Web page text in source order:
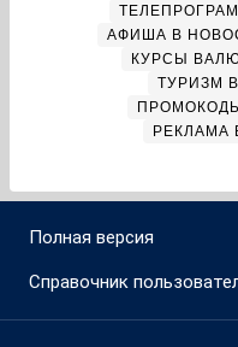
АФИША В
КУРСЫ
ТУРИЗМ
РЕКЛАМА
Полная версия
Справочник